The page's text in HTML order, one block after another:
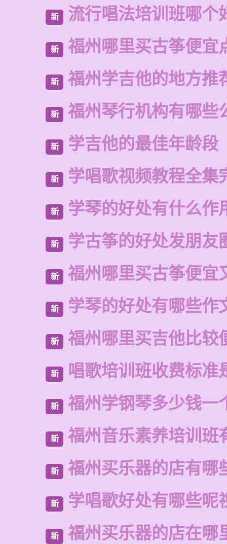
新 流行唱法培训班哪个
新 福州哪里买古筝便宜
新 福州学吉他的地方推
新 福州琴行机构有哪些
新 学吉他的最佳年龄段
新 学唱歌视频教程全集
新 学琴的好处有什么作
新 学古筝的好处发朋友
新 福州哪里买古筝便宜
新 学琴的好处有哪些作
新 福州哪里买吉他比较
新 唱歌培训班收费标准
新 福州学钢琴多少钱一
新 福州音乐素养培训班
新 福州买乐器的店有哪
新 学唱歌好处有哪些呢
新 福州买乐器的店在哪